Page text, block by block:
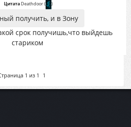
ЦитатаDeathdoor( )
получить, и в Зону
срок получишь,что выйдешь
стариком
1 из 1 1